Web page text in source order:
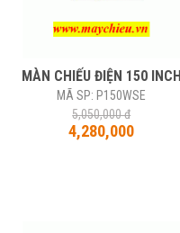
MÀN CHIẾU ĐIỆN 150 INCH
MÃ SP: P150WSE
5,050,000 đ
4,280,000